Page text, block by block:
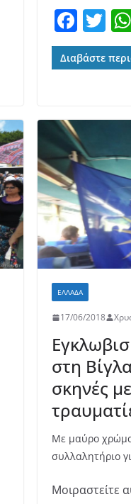
F
a
c
o
o
k
T
w
itt
Διαβάστε
ΕΛΛΆΔΑ
17/06/2018
στη
σκηνές
Με μαύρο
συλλαλητήριο
Μοιραστείτε